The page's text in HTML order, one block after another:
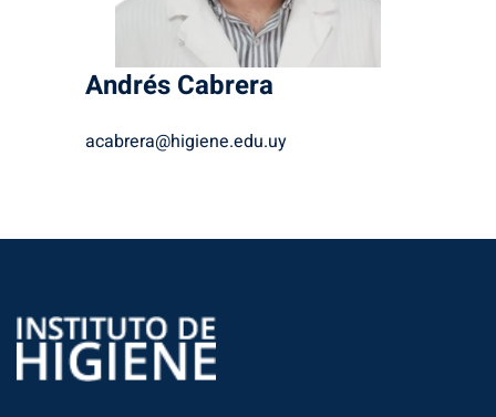
Andrés Cabrera
acabrera@higiene.edu.uy